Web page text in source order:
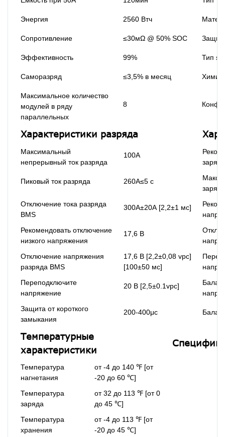
Энергия 2560 Втч
Сопротивление ≤30мΩ @ 50% SOC
Эффективность 99% Тип
Саморазряд ≤3,5% в месяц Химия
Максимальное количество
модулей в ряду
параллельных
8
Характеристики разряда
Максимальный
непрерывный ток разряда
100А
Пиковый ток разряда 260А≤5 с
Отключение тока разряда
BMS
300А±20А [2,2±1 мс]
Рекомендовать отключение
низкого напряжения
17,6 В
Отключение напряжения
разряда BMS
17,6 В [2,2±0,08 vpc]
[100±50 мс]
Переподключите
напряжение
20 В [2,5±0.1vpc]
Защита от короткого
замыкания
200-400μс
Температурные
характеристики
Температура
нагнетания
от -4 до 140 ℉ [от
-20 до 60 ℃]
Температура
заряда
от 32 до 113 ℉ [от 0
до 45 ℃]
Температура
хранения
от -4 до 113 ℉ [от
-20 до 45 ℃]